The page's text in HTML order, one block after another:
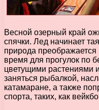
Весной озерный край
спячки. Лед начинает
природа преображается
время для прогулок по
цветущими растениями
заняться рыбалкой,
катамаране, а также
спорта, таких, как